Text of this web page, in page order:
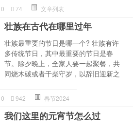
0 74 文章列表
壮族在古代在哪里过年
壮族最重要的节日是哪一个? 壮族有许
多传统节日，其中最重要的节日是春
节。除夕晚上，全家人要一起聚餐，共
同烧木碳或者干柴守岁，以辞旧迎新之
0 942 春节2024
我们这里的元宵节怎么过